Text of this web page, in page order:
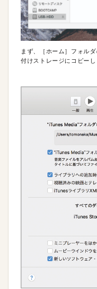
まず、［ホーム］フォル
付けストレージにコピーし